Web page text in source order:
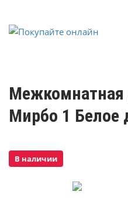
Межкомнатная
Мирбо 1 Белое
В наличии